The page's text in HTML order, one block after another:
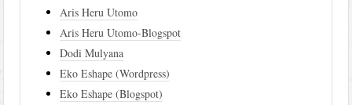
Aris Heru Utomo
Aris Heru Utomo-Blogspot
Dodi Mulyana
Eko Eshape (Wordpress)
Eko Eshape (Blogspot)